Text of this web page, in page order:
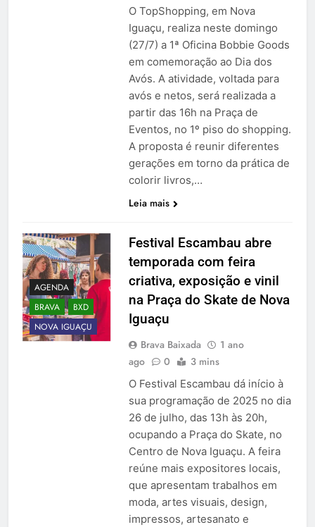
O TopShopping, em Nova
Iguaçu, realiza neste domingo
(27/7) a 1ª Oficina Bobbie Goods
em comemoração ao Dia dos
Avós. A atividade, voltada para
avós e netos, será realizada a
partir das 16h na Praça de
Eventos, no 1º piso do shopping.
A proposta é reunir diferentes
gerações em torno da prática de
colorir livros,…
Leia mais
AGENDA
BRAVA
BXD
NOVA IGUAÇU
Festival Escambau abre
temporada com feira
criativa, exposição e vinil
na Praça do Skate de Nova
Iguaçu
Brava Baixada
1 ano
ago
0 3 mins
O Festival Escambau dá início à
sua programação de 2025 no dia
26 de julho, das 13h às 20h,
ocupando a Praça do Skate, no
Centro de Nova Iguaçu. A feira
reúne mais expositores locais,
que apresentam trabalhos em
moda, artes visuais, design,
impressos, artesanato e